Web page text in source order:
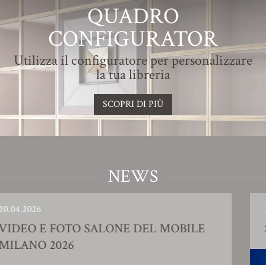
QUADRO
CONFIGURATOR
Utilizza il configuratore per personalizzare
la tua libreria
SCOPRI DI PIÙ
NEWS
MOBILE SHOWROOM AZIENDALE